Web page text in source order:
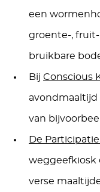
een
groente-,
bruikbare
Bij Conscious
van
De
weggeefkiosk
verse